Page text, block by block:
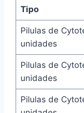
Tipo
Pilulas de
unidades
Pilulas de
unidades
Pilulas de